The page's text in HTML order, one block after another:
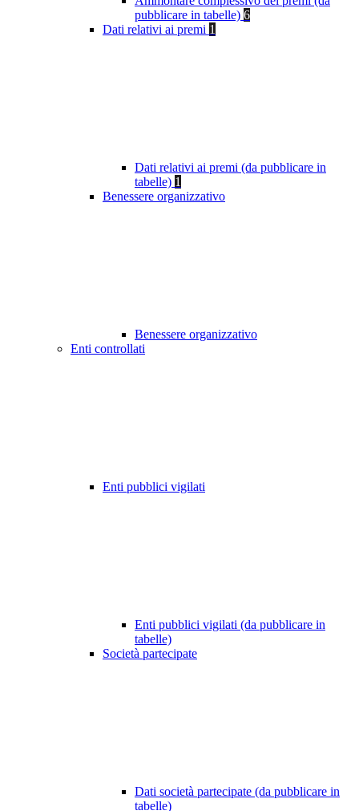
pubblicare in tabelle) 6
Dati relativi ai premi 1
Dati relativi ai premi (da pubblicare in
tabelle) 1
Benessere organizzativo
Benessere organizzativo
Enti controllati
Enti pubblici vigilati
Enti pubblici vigilati (da pubblicare in
tabelle)
Società partecipate
Dati società partecipate (da pubblicare in
tabelle)